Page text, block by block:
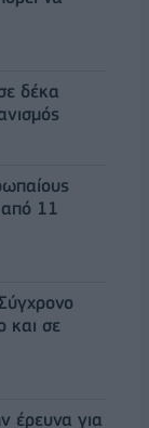
δέκα
από 11
και σε
έρευνα για